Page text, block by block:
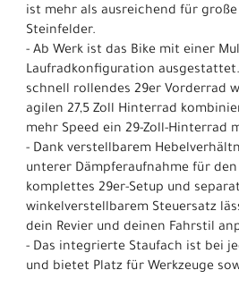
ist mehr als ausreichend für
Steinfelder.
- Ab Werk ist das Bike mit einer
Laufradkonfiguration
schnell rollendes 29er Vorderrad
agilen 27,5 Zoll Hinterrad
mehr Speed ein 29-Zoll-Hinterrad
- Dank verstellbarem
unterer Dämpferaufnahme für
komplettes 29er-Setup und
winkelverstellbarem Steuersatz
dein Revier und deinen Fahrstil
- Das integrierte Staufach ist bei
und bietet Platz für Werkzeuge